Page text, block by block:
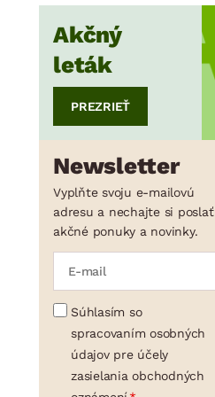
min. cm cm
cm
min. cm max.
cm
Akčný
leták
PREZRIEŤ
Newsletter
Vyplňte svoju e-mailovú
adresu a nechajte si poslať
akčné ponuky a novinky.
Súhlasím so
spracovaním osobných
údajov pre účely
zasielania obchodných